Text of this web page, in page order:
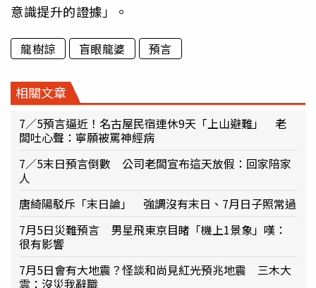
意識提升的證據」。
龍樹諒 盲眼龍婆 預言
相關文章
7／5預言逼近！名古屋民宿連休9天「上山避難」 老
闆吐心聲：寧願被罵神經病
7／5末日預言倒數 公司老闆宣布這天放假：回家陪家
人
唐綺陽駁斥「末日論」 強調沒有末日、7月日子照常過
7月5日災難預言 男星飛東京目睹「機上1景象」嘆：
很有影響
7月5日會有大地震？怪談和尚見紅光預兆地震 三木大
雲：沒災我辭職